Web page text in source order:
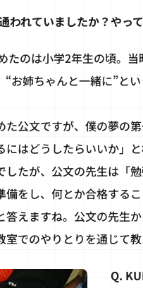
われていましたか？やっ
たのは小学2年生の頃。
お姉ちゃんと一緒に”と
た公文ですが、僕の夢の
にはどうしたらいいか」
したが、公文の先生は「
備をし、何とか合格する
答えますね。公文の先生
でのやりとりを通じて
Q.